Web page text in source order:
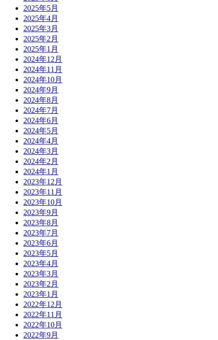
2025年5月
2025年4月
2025年3月
2025年2月
2025年1月
2024年12月
2024年11月
2024年10月
2024年9月
2024年8月
2024年7月
2024年6月
2024年5月
2024年4月
2024年3月
2024年2月
2024年1月
2023年12月
2023年11月
2023年10月
2023年9月
2023年8月
2023年7月
2023年6月
2023年5月
2023年4月
2023年3月
2023年2月
2023年1月
2022年12月
2022年11月
2022年10月
2022年9月